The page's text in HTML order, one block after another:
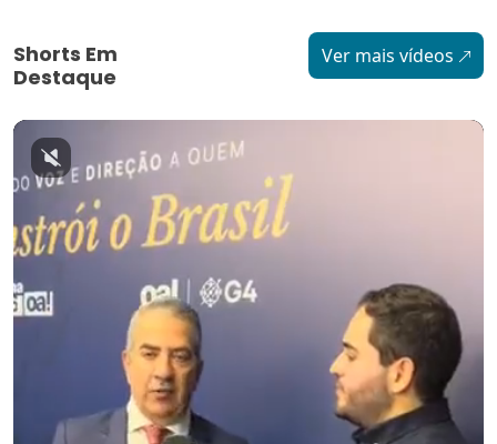
Shorts Em
Destaque
Ver mais vídeos